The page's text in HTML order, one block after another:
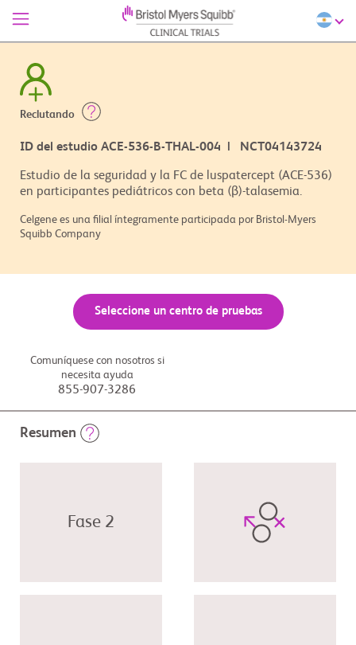
Reclutando
ID del estudio ACE-536-B-THAL-004 | NCT04143724
Estudio de la seguridad y la FC de luspatercept (ACE-536)
en participantes pediátricos con beta (β)-talasemia.
Celgene es una filial íntegramente participada por Bristol-Myers
Squibb Company
Seleccione un centro de pruebas
Comuníquese con nosotros si
necesita ayuda
855-907-3286
Resumen
Fase 2